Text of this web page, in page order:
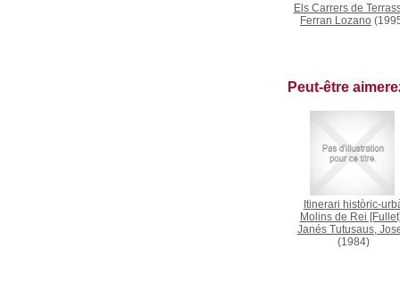
Els Carrers de
Ferran Lozano
Peut-être
Itinerari històric-
Molins de Rei
Janés Tutusaus,
(1984)